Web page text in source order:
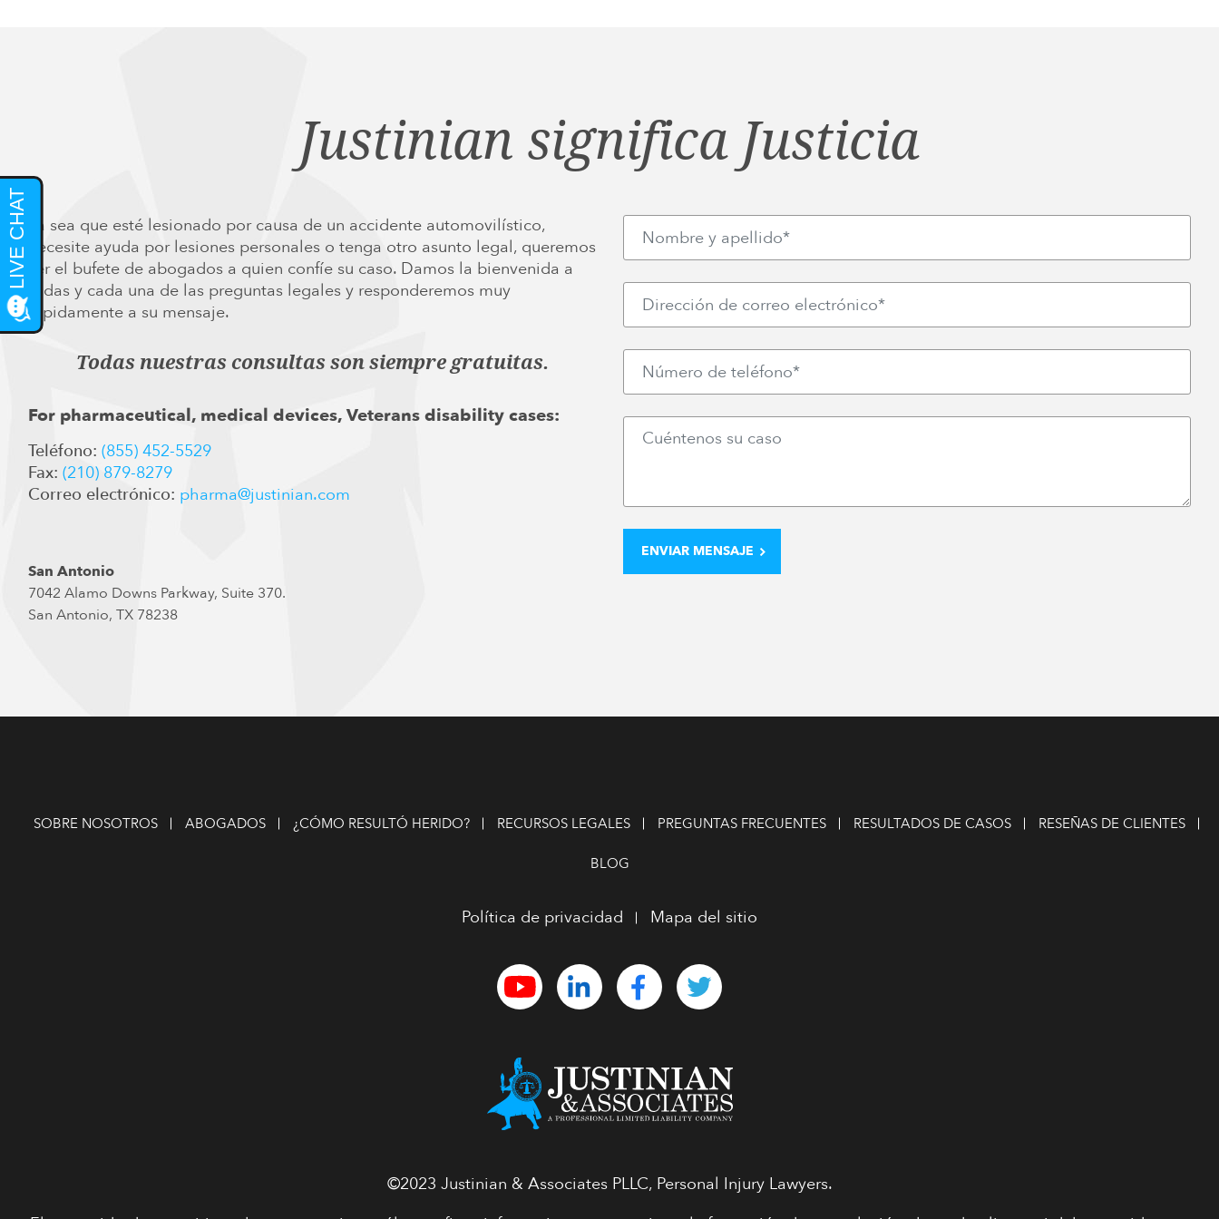
Justinian significa Justicia
Ya sea que esté lesionado por causa de un accidente automovilístico,
necesite ayuda por lesiones personales o tenga otro asunto legal, queremos
ser el bufete de abogados a quien confíe su caso. Damos la bienvenida a
todas y cada una de las preguntas legales y responderemos muy
rápidamente a su mensaje.
Todas nuestras consultas son siempre gratuitas.
For pharmaceutical, medical devices, Veterans disability cases:
Teléfono: (855) 452-5529
Fax: (210) 879-8279
Correo electrónico: pharma@justinian.com
San Antonio
7042 Alamo Downs Parkway, Suite 370.
San Antonio, TX 78238
SOBRE NOSOTROS ABOGADOS ¿CÓMO RESULTÓ HERIDO? RECURSOS LEGALES PREGUNTAS FRECUENTES RESULTADOS DE CASOS RESEÑAS DE CLIENTES
BLOG
Política de privacidad Mapa del sitio
©2023 Justinian & Associates PLLC, Personal Injury Lawyers.